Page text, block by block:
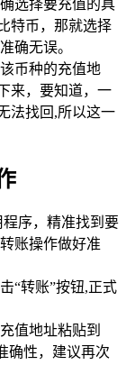
选择要充值的具
特币，那就选择
确无误。
币种的充值地
来，要知道，一
法找回,所以这一
程序，精准找到要
账操作做好准
“转账”按钮,正式
值地址粘贴到
确性，建议再次